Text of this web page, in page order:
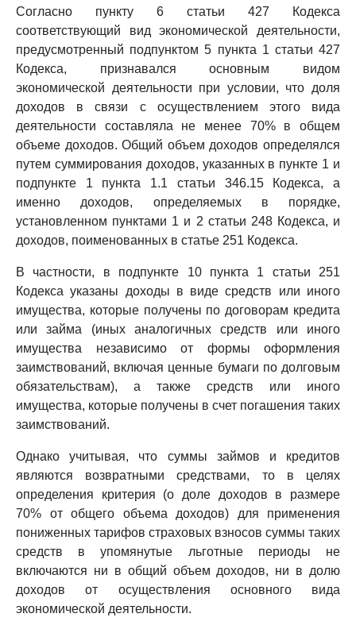
Согласно пункту 6 статьи 427 Кодекса
соответствующий вид экономической деятельности,
предусмотренный подпунктом 5 пункта 1 статьи 427
Кодекса, признавался основным видом
экономической деятельности при условии, что доля
доходов в связи с осуществлением этого вида
деятельности составляла не менее 70% в общем
объеме доходов. Общий объем доходов определялся
путем суммирования доходов, указанных в пункте 1 и
подпункте 1 пункта 1.1 статьи 346.15 Кодекса, а
именно доходов, определяемых в порядке,
установленном пунктами 1 и 2 статьи 248 Кодекса, и
доходов, поименованных в статье 251 Кодекса.
В частности, в подпункте 10 пункта 1 статьи 251
Кодекса указаны доходы в виде средств или иного
имущества, которые получены по договорам кредита
или займа (иных аналогичных средств или иного
имущества независимо от формы оформления
заимствований, включая ценные бумаги по долговым
обязательствам), а также средств или иного
имущества, которые получены в счет погашения таких
заимствований.
Однако учитывая, что суммы займов и кредитов
являются возвратными средствами, то в целях
определения критерия (о доле доходов в размере
70% от общего объема доходов) для применения
пониженных тарифов страховых взносов суммы таких
средств в упомянутые льготные периоды не
включаются ни в общий объем доходов, ни в долю
доходов от осуществления основного вида
экономической деятельности.